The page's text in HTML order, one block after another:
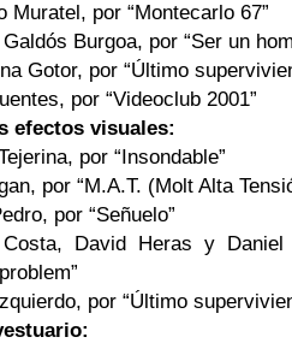
Muratel, por “Montecarlo 67”
Burgoa, por “Ser un
Gotor, por “Último
por “Videoclub 2001”
efectos visuales:
por “Insondable”
por “M.A.T. (Molt Alta
por “Señuelo”
Costa, David Heras y
por “Último